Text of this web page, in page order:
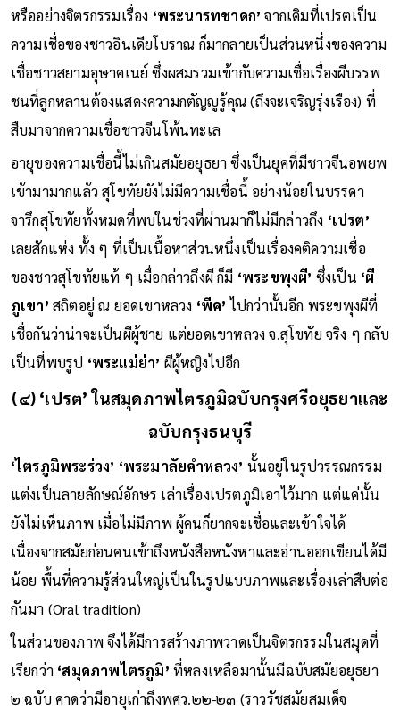
หรืออย่างจิตรกรรมเรื่อง ‘พระนารทชาดก’จากเดิมที่เปรตเป็น
ความเชื่อของชาวอินเดียโบราณ ก็มากลายเป็นส่วนหนึ่งของความ
เชื่อชาวสยามอุษาคเนย์ ซึ่งผสมรวมเข้ากับความเชื่อเรื่องผีบรรพ
ชนที่ลูกหลานต้องแสดงความกตัญญูรู้คุณ (ถึงจะเจริญรุ่งเรือง) ที่
สืบมาจากความเชื่อชาวจีนโพ้นทะเล
อายุของความเชื่อนี้ไม่เกินสมัยอยุธยา ซึ่งเป็นยุคที่มีชาวจีนอพยพ
เข้ามามากแล้ว สุโขทัยยังไม่มีความเชื่อนี้ อย่างน้อยในบรรดา
จารึกสุโขทัยทั้งหมดที่พบในช่วงที่ผ่านมาก็ไม่มีกล่าวถึง ‘เปรต’
เลยสักแห่ง ทั้ง ๆ ที่เป็นเนื้อหาส่วนหนึ่งเป็นเรื่องคติความเชื่อ
ของชาวสุโขทัยแท้ ๆ เมื่อกล่าวถึงผี ก็มี ‘พระขพุงผี’ ซึ่งเป็น ‘ผี
ภูเขา’ สถิตอยู่ ณ ยอดเขาหลวง ‘พีค’ ไปกว่านั้นอีก พระขพุงผีที่
เชื่อกันว่าน่าจะเป็นผีผู้ชาย แต่ยอดเขาหลวง จ.สุโขทัย จริง ๆ กลับ
เป็นที่พบรูป ‘พระแม่ย่า’ ผีผู้หญิงไปอีก
(๔) ‘เปรต’ ในสมุดภาพไตรภูมิฉบับกรุงศรีอยุธยาและ
ฉบับกรุงธนบุรี
‘ไตรภูมิพระร่วง’ ‘พระมาลัยคำหลวง’ นั้นอยู่ในรูปวรรณกรรม
แต่งเป็นลายลักษณ์อักษร เล่าเรื่องเปรตภูมิเอาไว้มาก แต่แค่นั้น
ยังไม่เห็นภาพ เมื่อไม่มีภาพ ผู้คนก็ยากจะเชื่อและเข้าใจได้
เนื่องจากสมัยก่อนคนเข้าถึงหนังสือหนังหาและอ่านออกเขียนได้มี
น้อย พื้นที่ความรู้ส่วนใหญ่เป็นในรูปแบบภาพและเรื่องเล่าสืบต่อ
กันมา (Oral tradition)
ในส่วนของภาพ จึงได้มีการสร้างภาพวาดเป็นจิตรกรรมในสมุดที่
เรียกว่า ‘สมุดภาพไตรภูมิ’ที่หลงเหลือมานั้นมีฉบับสมัยอยุธยา
๒ ฉบับ คาดว่ามีอายุเก่าถึงพศว.๒๒-๒๓ (ราวรัชสมัยสมเด็จ